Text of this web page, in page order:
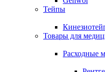
Тейпы
Товары для
Расходные